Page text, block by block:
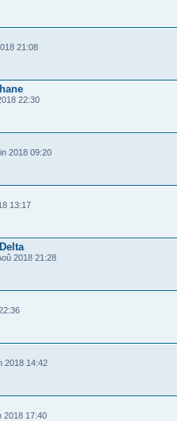
21:08
22:30
2018 09:20
13:17
2018 21:28
2018 14:42
2018 17:40